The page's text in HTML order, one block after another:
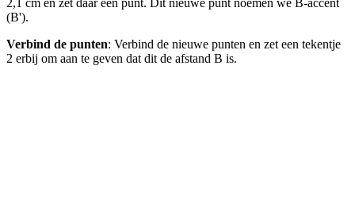
(B').
Verbind de punten: Verbind de nieuwe punten en zet een tekentje
2 erbij om aan te geven dat dit de afstand B is.